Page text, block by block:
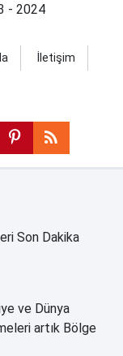
- 2024
İletişim
Son Dakika
ve Dünya
artık Bölge